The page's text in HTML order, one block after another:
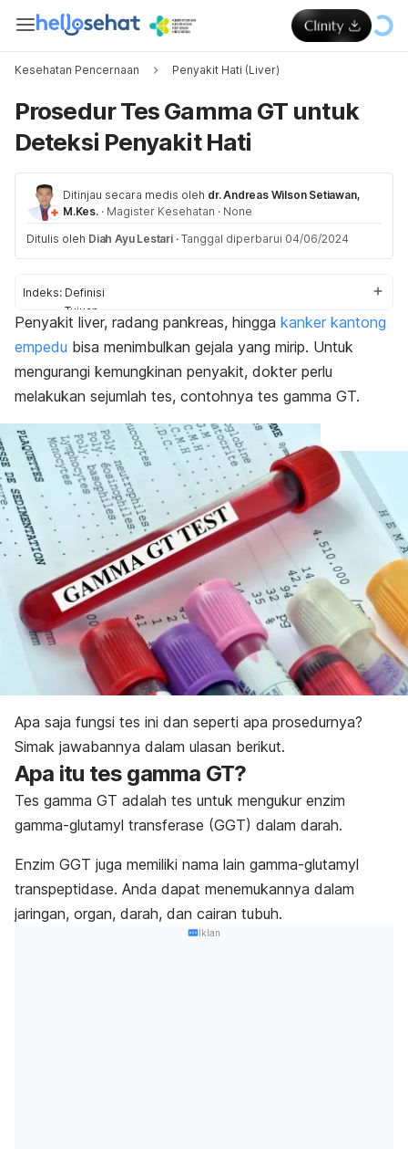
Kesehatan Pencernaan Penyakit Hati (Liver)
Prosedur Tes Gamma GT untuk
Deteksi Penyakit Hati
Ditinjau secara medis oleh dr. Andreas Wilson Setiawan,
M.Kes. · Magister Kesehatan · None
Ditulis oleh Diah Ayu Lestari · Tanggal diperbarui 04/06/2024
Indeks: Definisi
Tujuan
Prosedur
Hasil tes
Penyakit liver, radang pankreas, hingga kanker kantong
empedu bisa menimbulkan gejala yang mirip. Untuk
mengurangi kemungkinan penyakit, dokter perlu
melakukan sejumlah tes, contohnya tes gamma GT.
Apa saja fungsi tes ini dan seperti apa prosedurnya?
Simak jawabannya dalam ulasan berikut.
Apa itu tes gamma GT?
Tes gamma GT adalah tes untuk mengukur enzim
gamma-glutamyl transferase (GGT) dalam darah.
Enzim GGT juga memiliki nama lain gamma-glutamyl
transpeptidase. Anda dapat menemukannya dalam
jaringan, organ, darah, dan cairan tubuh.
Iklan